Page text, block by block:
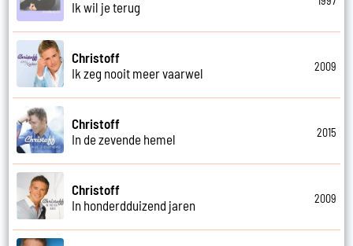
Ik wil je terug
Christoff
Ik zeg nooit meer vaarwel
2009
Christoff
In de zevende hemel
2015
Christoff
In honderdduizend jaren
2009